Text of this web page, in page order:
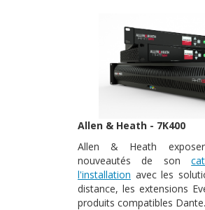
Allen & Heath - 7K400
Allen & Heath
nouveautés de son
l'installation avec les
distance, les extensions
produits compatibles Dante.